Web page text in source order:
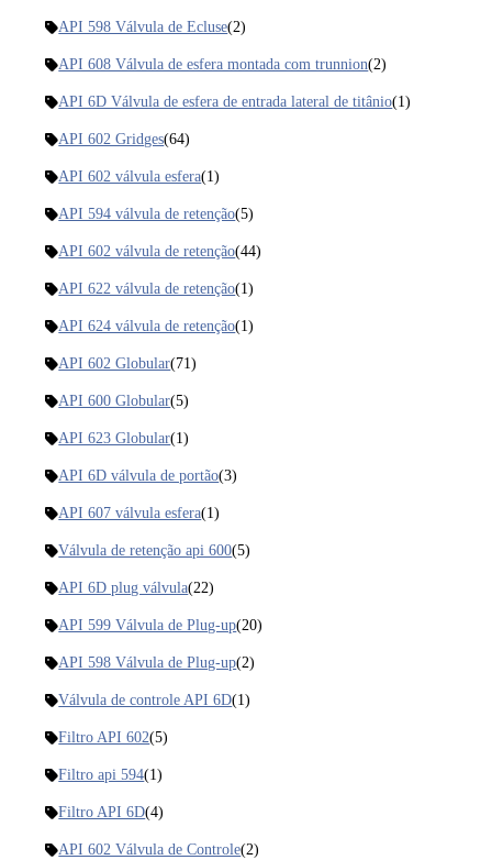
API 598 Válvula de Ecluse(2)
API 608 Válvula de esfera montada com trunnion(2)
API 6D Válvula de esfera de entrada lateral de titânio(1)
API 602 Gridges(64)
API 602 válvula esfera(1)
API 594 válvula de retenção(5)
API 602 válvula de retenção(44)
API 622 válvula de retenção(1)
API 624 válvula de retenção(1)
API 602 Globular(71)
API 600 Globular(5)
API 623 Globular(1)
API 6D válvula de portão(3)
API 607 válvula esfera(1)
Válvula de retenção api 600(5)
API 6D plug válvula(22)
API 599 Válvula de Plug-up(20)
API 598 Válvula de Plug-up(2)
Válvula de controle API 6D(1)
Filtro API 602(5)
Filtro api 594(1)
Filtro API 6D(4)
API 602 Válvula de Controle(2)